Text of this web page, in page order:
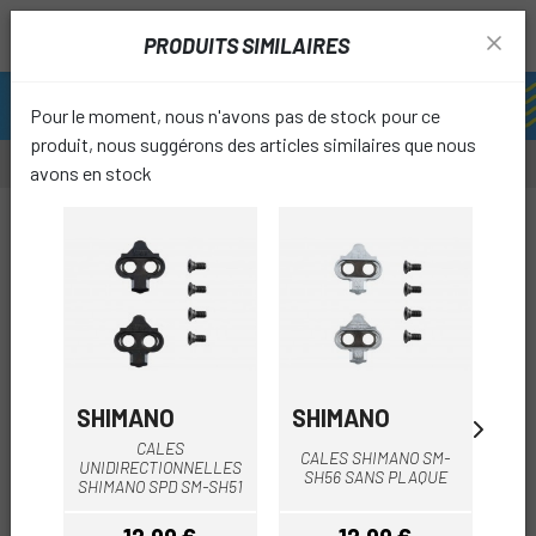
PRODUITS SIMILAIRES
Pour le moment, nous n'avons pas de stock pour ce
produit, nous suggérons des articles similaires que nous
avons en stock
SHIMANO
CALES
UNIDIRECTIONNELLES
SHIMANO SPD SM-SH51
SHIMANO
CALES SHIMANO SM-
SH56 SANS PLAQUE